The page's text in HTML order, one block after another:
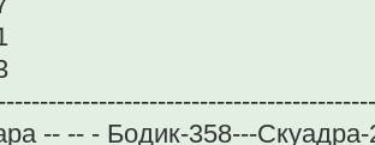
-- -- - Бодик-358---Скуадра-